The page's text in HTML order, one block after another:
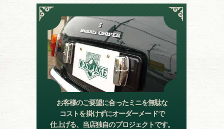
お客様のご要望に合ったミニを無駄な
コストを掛けずにオーダーメードで
仕上げる、当店独自のプロジェクトです。